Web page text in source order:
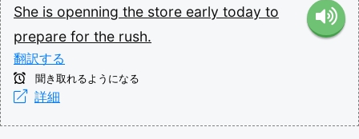
She is openning the store early today to
prepare for the rush.
翻訳する
聞き取れるようになる
詳細